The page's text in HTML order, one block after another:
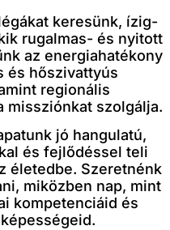
keresünk, ízig-
rugalmas- és nyitott
az energiahatékony
és hőszivattyús
regionális
missziónkat szolgálja.
jó hangulatú,
és fejlődéssel teli
életedbe. Szeretnénk
miközben nap, mint
kompetenciáid és